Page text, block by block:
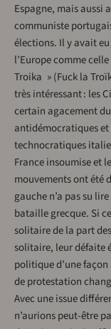
Espagne, mais aussi
communiste
élections. Il y avait
l’Europe comme
Troika » (Fuck la
très intéressant : les
certain agacement
antidémocratiques et
technocratiques
France insoumise et
mouvements ont été
gauche n’a pas su
bataille grecque. Si
solitaire de la part
solitaire, leur défaite
politique d’une
de protestation
Avec une issue
n’aurions peut-être